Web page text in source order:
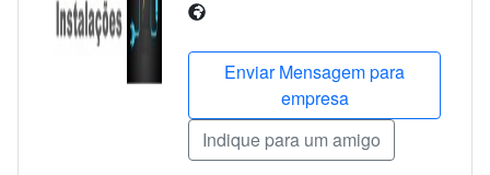
Enviar Mensagem para
empresa
Indique para um amigo